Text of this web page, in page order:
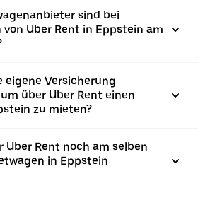
sind bei
Uber Rent in Eppstein am
eigene Versicherung
über Uber Rent einen
zu mieten?
Uber Rent noch am selben
in Eppstein